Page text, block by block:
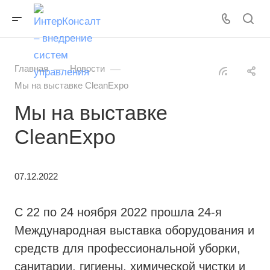
Главная — Новости —
Мы на выставке CleanExpo
Мы на выставке
CleanExpo
07.12.2022
С 22 по 24 ноября 2022 прошла 24-я
Международная выставка оборудования и
средств для профессиональной уборки,
санитарии, гигиены, химической чистки и